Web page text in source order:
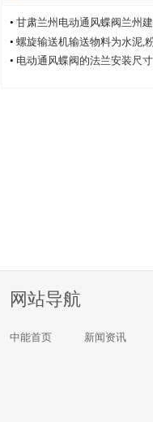
• 甘肃兰州电动通风蝶阀兰州
厂家中能电动通风蝶阀厂
• 螺旋输送机输送物料为水泥,
• 电动通风蝶阀的法兰安装尺寸
网站导航
中能首页 新闻资讯